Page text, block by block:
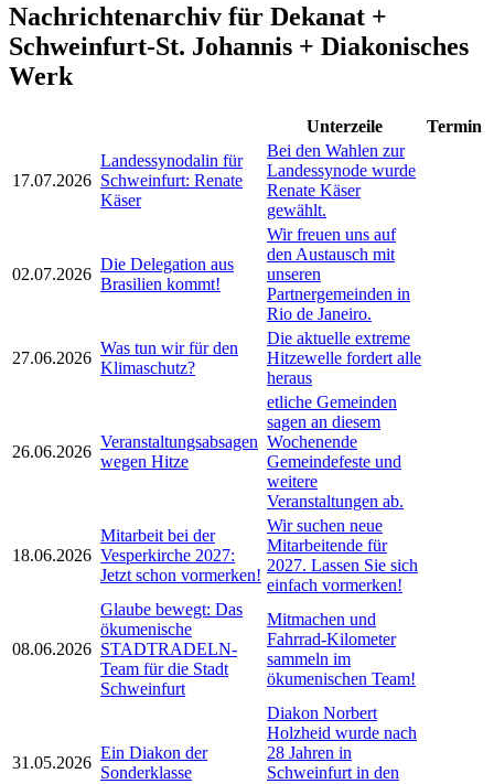
Nachrichtenarchiv für Dekanat +
Schweinfurt-St. Johannis + Diakonisches
Werk
Unterzeile Termin
17.07.2026
Landessynodalin für
Schweinfurt: Renate
Käser
Bei den Wahlen zur
Landessynode wurde
Renate Käser
gewählt.
02.07.2026
Die Delegation aus
Brasilien kommt!
Wir freuen uns auf
den Austausch mit
unseren
Partnergemeinden in
Rio de Janeiro.
27.06.2026
Was tun wir für den
Klimaschutz?
Die aktuelle extreme
Hitzewelle fordert alle
heraus
26.06.2026
Veranstaltungsabsagen
wegen Hitze
etliche Gemeinden
sagen an diesem
Wochenende
Gemeindefeste und
weitere
Veranstaltungen ab.
18.06.2026
Mitarbeit bei der
Vesperkirche 2027:
Jetzt schon vormerken!
Wir suchen neue
Mitarbeitende für
2027. Lassen Sie sich
einfach vormerken!
08.06.2026
Glaube bewegt: Das
ökumenische
STADTRADELN-
Team für die Stadt
Schweinfurt
Mitmachen und
Fahrrad-Kilometer
sammeln im
ökumenischen Team!
31.05.2026
Ein Diakon der
Sonderklasse
Diakon Norbert
Holzheid wurde nach
28 Jahren in
Schweinfurt in den